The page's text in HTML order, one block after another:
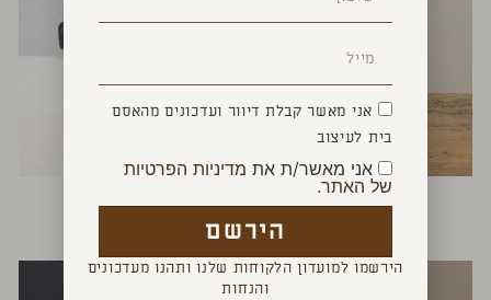
ציפור עץ
₪120
₪340
אני מאשר קבלת דיוור ועדכונים מהאסם
בית לעיצוב
אני מאשר/ת את מדיניות הפרטיות
של האתר.
הירשם
הירשמו למועדון הלקוחות שלנו ותהנו מעדכונים
והנחות